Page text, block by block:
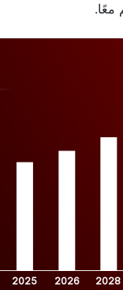
معًا.
2025 2026 2028